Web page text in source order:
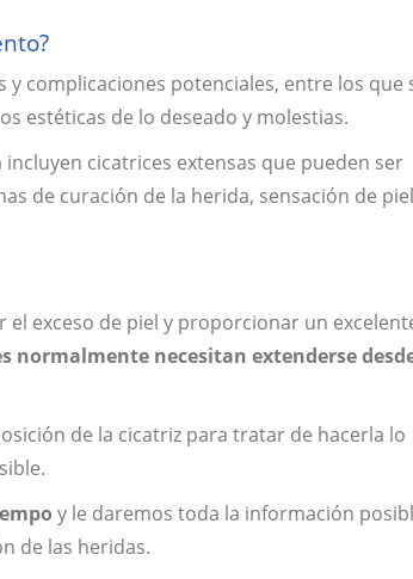
complicaciones potenciales, entre los que
estéticas de lo deseado y molestias.
cicatrices extensas que pueden ser
de curación de la herida, sensación de piel
exceso de piel y proporcionar un
normalmente necesitan extenderse
de la cicatriz para tratar de hacerla lo
y le daremos toda la información
de las heridas.